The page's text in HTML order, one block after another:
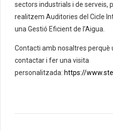
sectors industrials i de serveis,
realitzem Auditories del Cicle
una Gestió Eficient de l’Aigua.
Contacti amb nosaltres
contactar i fer una visita
personalitzada: https://